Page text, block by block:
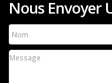
Nous Envoyer